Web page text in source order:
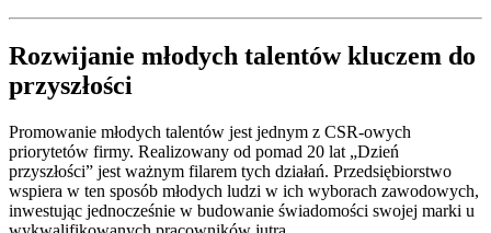
Rozwijanie młodych talentów kluczem do
przyszłości
Promowanie młodych talentów jest jednym z CSR-owych
priorytetów firmy. Realizowany od pomad 20 lat „Dzień
przyszłości” jest ważnym filarem tych działań. Przedsiębiorstwo
wspiera w ten sposób młodych ludzi w ich wyborach zawodowych,
inwestując jednocześnie w budowanie świadomości swojej marki u